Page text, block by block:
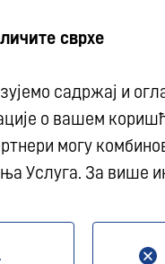
сврхе
садржај и
о вашем
могу
Услуга. За више